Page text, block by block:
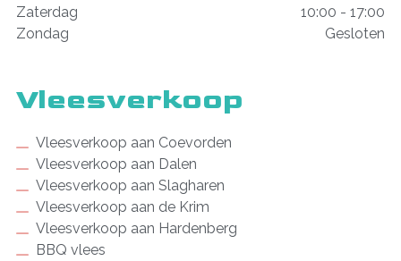
Zaterdag
10:00 - 17:00
Zondag
Gesloten
Vleesverkoop
Vleesverkoop aan Coevorden
Vleesverkoop aan Dalen
Vleesverkoop aan Slagharen
Vleesverkoop aan de Krim
Vleesverkoop aan Hardenberg
BBQ vlees